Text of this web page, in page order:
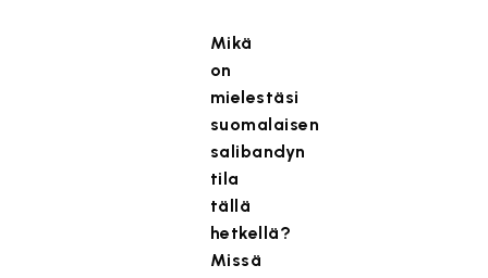
Mikä
on
mielestäsi
suomalaisen
salibandyn
tila
tällä
hetkellä?
Missä